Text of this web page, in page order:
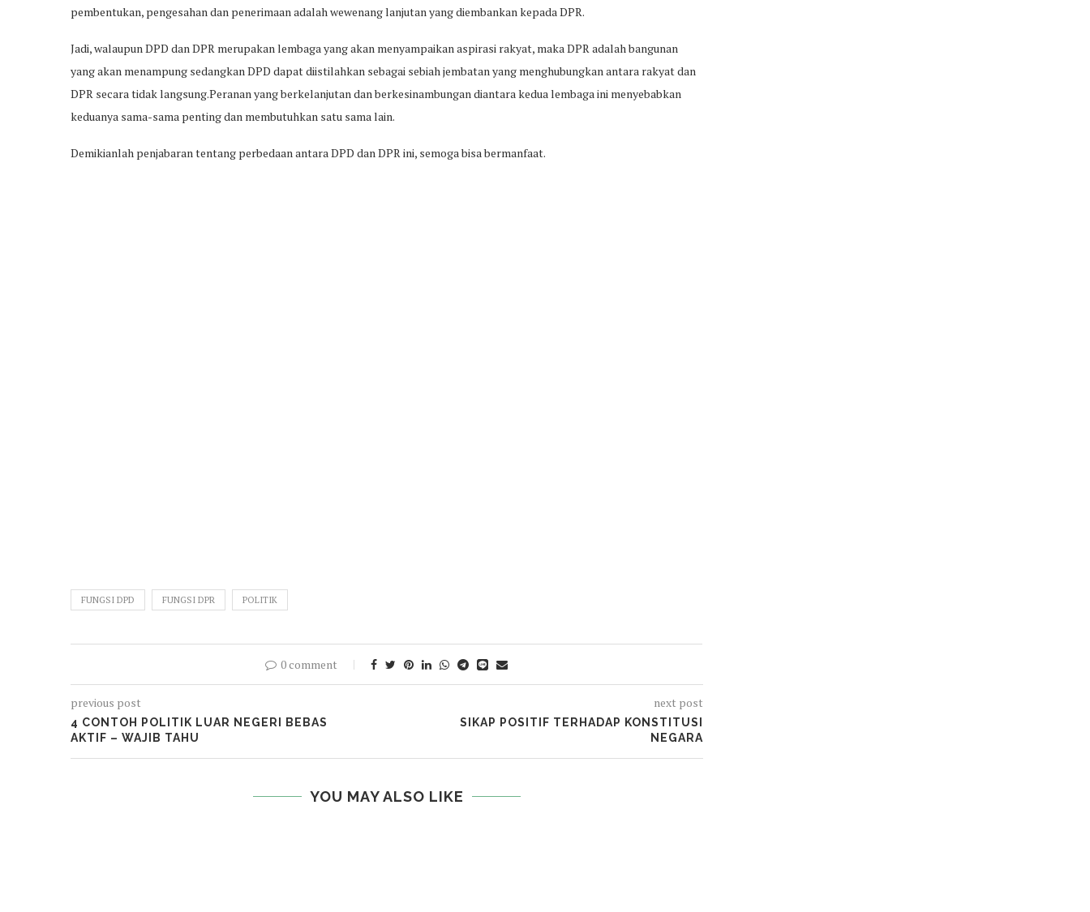
pembentukan, pengesahan dan penerimaan adalah wewenang lanjutan yang diembankan kepada DPR.
Jadi, walaupun DPD dan DPR merupakan lembaga yang akan menyampaikan aspirasi rakyat, maka DPR adalah bangunan
yang akan menampung sedangkan DPD dapat diistilahkan sebagai sebiah jembatan yang menghubungkan antara rakyat dan
DPR secara tidak langsung.Peranan yang berkelanjutan dan berkesinambungan diantara kedua lembaga ini menyebabkan
keduanya sama-sama penting dan membutuhkan satu sama lain.
Demikianlah penjabaran tentang perbedaan antara DPD dan DPR ini, semoga bisa bermanfaat.
FUNGSI DPD FUNGSI DPR POLITIK
0 comment
previous post
4 CONTOH POLITIK LUAR NEGERI BEBAS
AKTIF – WAJIB TAHU
next post
SIKAP POSITIF TERHADAP KONSTITUSI
NEGARA
YOU MAY ALSO LIKE